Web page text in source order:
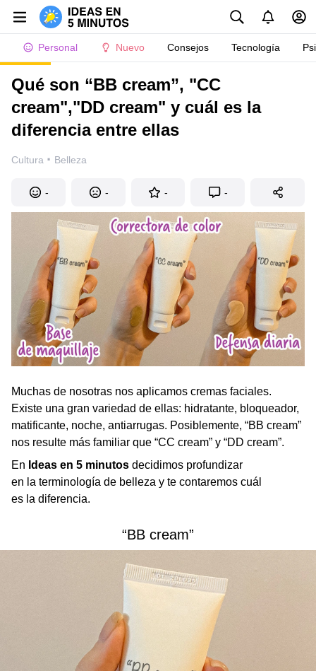
Personal Nuevo Consejos Tecnología
Qué son “BB cream”, "CC
cream","DD cream" y cuál es la
diferencia entre ellas
Cultura · Belleza
- - - -
Muchas de nosotras nos aplicamos cremas faciales.
Existe una gran variedad de ellas: hidratante, bloqueador,
matificante, noche, antiarrugas. Posiblemente, “BB cream”
nos resulte más familiar que “CC cream” y “DD cream”.
En Ideas en 5 minutos decidimos profundizar
en la terminología de belleza y te contaremos cuál
es la diferencia.
“BB cream”